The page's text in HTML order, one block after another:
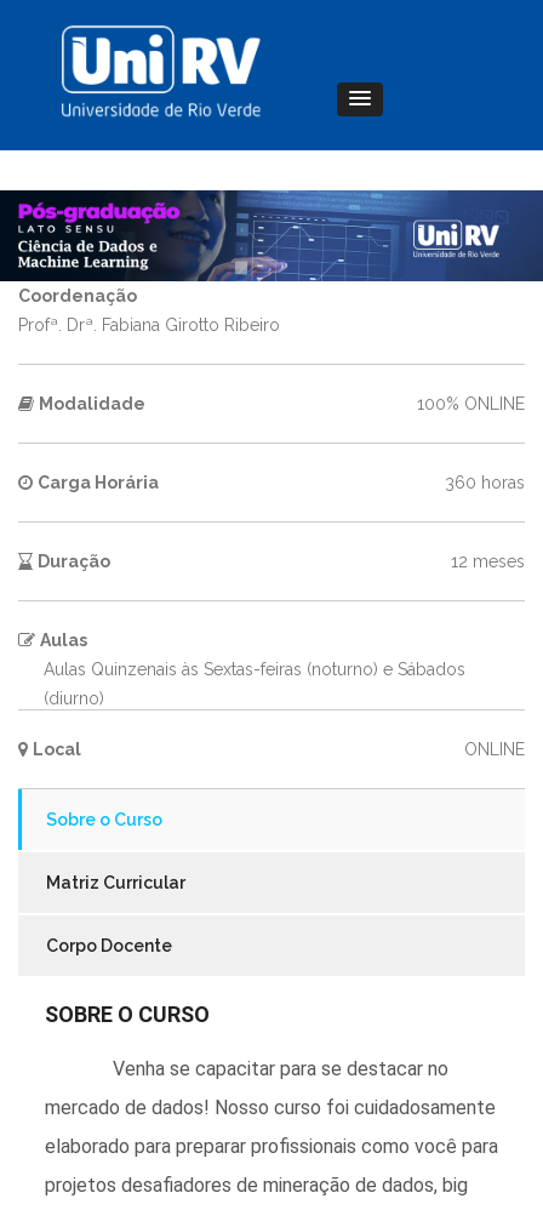
Coordenação
Profª. Drª. Fabiana Girotto Ribeiro
Modalidade 100% ONLINE
Carga Horária 360 horas
Duração 12 meses
Aulas
Aulas Quinzenais às Sextas-feiras (noturno) e Sábados
(diurno)
Local ONLINE
Sobre o Curso
Matriz Curricular
Corpo Docente
SOBRE O CURSO
Venha se capacitar para se destacar no
mercado de dados! Nosso curso foi cuidadosamente
elaborado para preparar profissionais como você para
projetos desafiadores de mineração de dados, big